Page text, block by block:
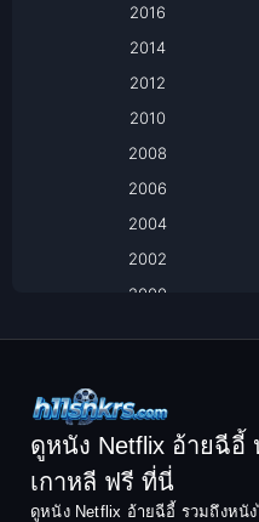
Based on a
2016
2014
2012
2010
2008
2006
2004
2002
2000
1994
1992
1990
1988
ดูหนัง Netflix อ้ายฉีอี้
เกาหลี ฟรี ที่นี่
ดูหนัง Netflix อ้ายฉีอี้ รวมถึงห